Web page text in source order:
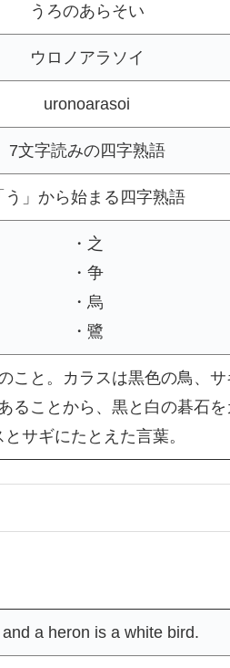
うろのあらそい
ウロノアラソイ
uronoarasoi
7文字読みの四字熟語
う」から始まる四字熟語
・之
・争
・烏
・鷺
こと。カラスは黒色の鳥、サ
ることから、黒と白の碁石を
とサギにたとえた言葉。
a heron is a white bird.